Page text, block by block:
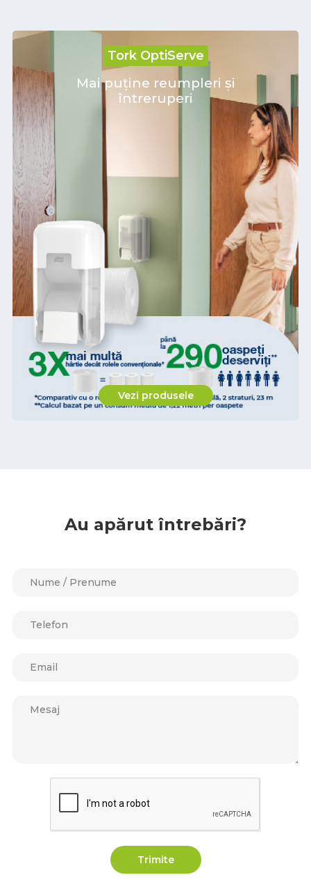
Tork OptiServe
Mai puține reumpleri și
întreruperi
Vezi produsele
Au apărut întrebări?
Trimite